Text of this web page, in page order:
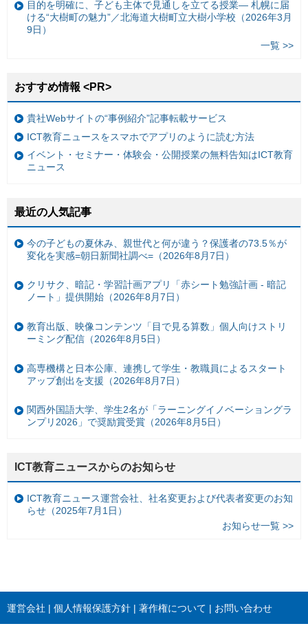
目的を明確に、子ども主体で見通しを立てる授業— 札幌に届
ける“大樹町の魅力”／北海道大樹町立大樹小学校（2026年3月
9日）
一覧 >>
おすすめ情報 <PR>
貴社Webサイトの“事例紹介”記事転載サービス
ICT教育ニュースをスマホでアプリのように読む方法
イベント・セミナー・体験会・公開授業の無料告知はICT教育
ニュース
最近の人気記事
今の子どもの夏休み、親世代と何が違う？保護者の73.5％が
変化を実感=朝日新聞社調べ=（2026年8月7日）
クリサク、暗記・学習計画アプリ「赤シート勉強計画 - 暗記
ノート」提供開始（2026年8月7日）
教育出版、映像コンテンツ「目で見る算数」個人向けストリ
ーミング配信（2026年8月5日）
高専機構と日本公庫、連携して学生・教職員によるスタート
アップ創出を支援（2026年8月7日）
関西外国語大学、学生2名が「ラーニングイノベーショングラ
ンプリ2026」で奨励賞受賞（2026年8月5日）
ICT教育ニュースからのお知らせ
ICT教育ニュース運営会社、社名変更および代表者変更のお知
らせ（2025年7月1日）
お知らせ一覧 >>
運営会社 個人情報保護方針 著作権について お問い合わせ